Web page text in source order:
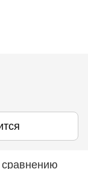
сравнению